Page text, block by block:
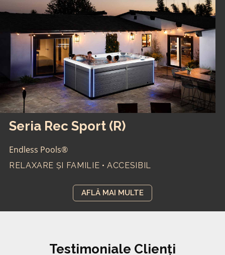
Seria Rec Sport (R)
Endless Pools®
RELAXARE ȘI FAMILIE • ACCESIBIL
AFLĂ MAI MULTE
Testimoniale Clienți